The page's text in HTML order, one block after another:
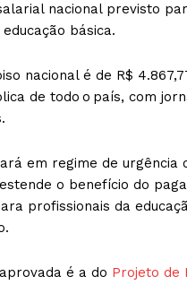
nacional previsto
básica.
nacional é de R$
de todo o país, com
em regime de urgência
o benefício do
profissionais da
é a do Projeto de